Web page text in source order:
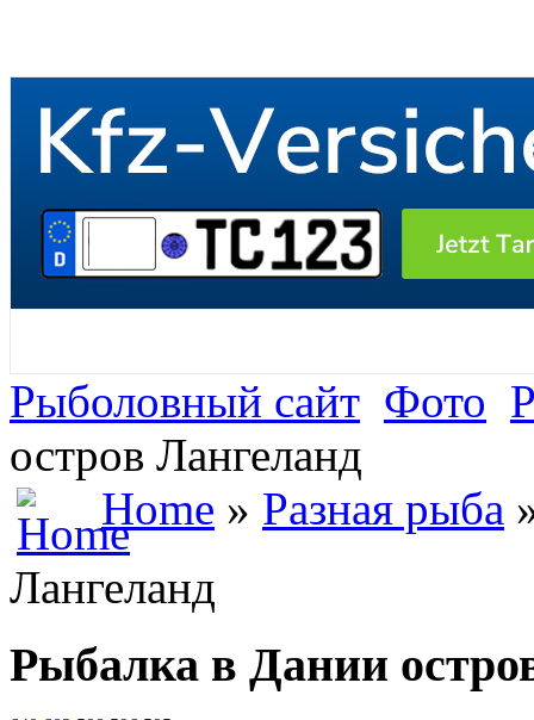
Рыболовный сайт Фото
остров Лангеланд
Home » Разная рыба
Лангеланд
Рыбалка в Дании